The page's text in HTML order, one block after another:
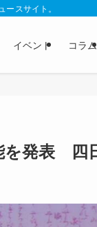
スサイト。
イベント コラム
発表 四